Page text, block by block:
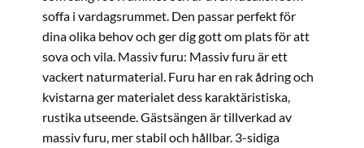
soffa i vardagsrummet. Den passar perfekt för
dina olika behov och ger dig gott om plats för att
sova och vila. Massiv furu: Massiv furu är ett
vackert naturmaterial. Furu har en rak ådring och
kvistarna ger materialet dess karaktäristiska,
rustika utseende. Gästsängen är tillverkad av
massiv furu, mer stabil och hållbar. 3-sidiga